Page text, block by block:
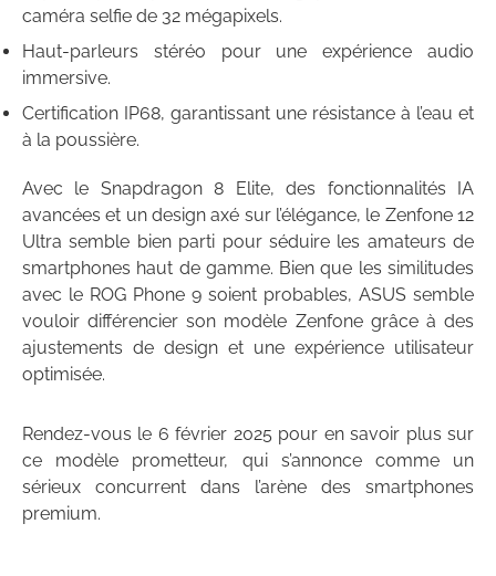
caméra selfie de 32 mégapixels.
Haut-parleurs stéréo pour une expérience audio
immersive.
Certification IP68, garantissant une résistance à l’eau et
à la poussière.
Avec le Snapdragon 8 Elite, des fonctionnalités IA
avancées et un design axé sur l’élégance, le Zenfone 12
Ultra semble bien parti pour séduire les amateurs de
smartphones haut de gamme. Bien que les similitudes
avec le ROG Phone 9 soient probables, ASUS semble
vouloir différencier son modèle Zenfone grâce à des
ajustements de design et une expérience utilisateur
optimisée.
Rendez-vous le 6 février 2025 pour en savoir plus sur
ce modèle prometteur, qui s’annonce comme un
sérieux concurrent dans l’arène des smartphones
premium.